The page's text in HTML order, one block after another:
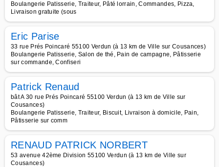
Boulangerie Patisserie, Traiteur, Pâté lorrain, Commandes, Pizza,
Livraison gratuite (sous
Eric Parise
33 rue Prés Poincaré 55100 Verdun (à 13 km de Ville sur Cousances)
Boulangerie Patisserie, Salon de thé, Pain de campagne, Pâtisserie
sur commande, Confiseri
Patrick Renaud
bât A 30 rue Prés Poincaré 55100 Verdun (à 13 km de Ville sur
Cousances)
Boulangerie Patisserie, Traiteur, Biscuit, Livraison à domicile, Pain,
Pâtisserie sur comm
RENAUD PATRICK NORBERT
53 avenue 42ème Division 55100 Verdun (à 13 km de Ville sur
Cousances)